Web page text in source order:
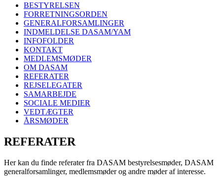
BESTYRELSEN
FORRETNINGSORDEN
GENERALFORSAMLINGER
INDMELDELSE DASAM/YAM
INFOFOLDER
KONTAKT
MEDLEMSMØDER
OM DASAM
REFERATER
REJSELEGATER
SAMARBEJDE
SOCIALE MEDIER
VEDTÆGTER
ÅRSMØDER
REFERATER
Her kan du finde referater fra DASAM bestyrelsesmøder, DASAM
generalforsamlinger, medlemsmøder og andre møder af interesse.